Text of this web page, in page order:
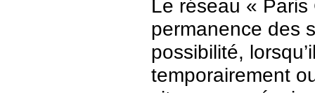
Le réseau «
permanence des
possibilité,
temporairement